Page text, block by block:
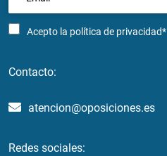
Acepto la política de privacidad*
Contacto:
atencion@oposiciones.es
Redes sociales: